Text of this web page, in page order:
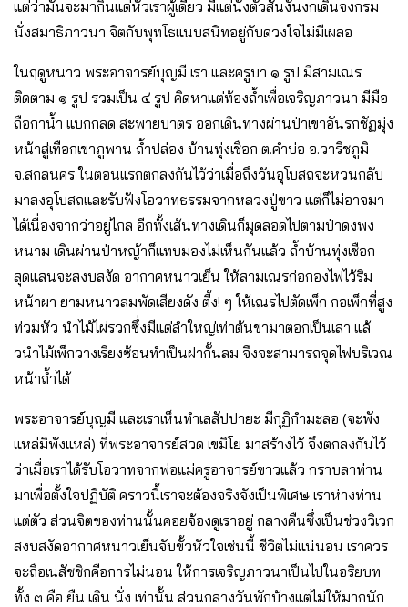
แต่ว่ามันจะมากินแต่หัวเราผู้เดียว มีแต่นั่งตัวสั่นงันงกเดินจงกรม
นั่งสมาธิภาวนา จิตกับพุทโธแนบสนิทอยู่กับดวงใจไม่มีเผลอ
ในฤดูหนาว พระอาจารย์บุญมี เรา และครูบา ๑ รูป มีสามเณร
ติดตาม ๑ รูป รวมเป็น ๔ รูป คิดหาแต่ท้องถ้ำเพื่อเจริญภาวนา มีมือ
ถือกาน้ำ แบกกลด สะพายบาตร ออกเดินทางผ่านป่าเขาอันรกชัฏมุ่ง
หน้าสู่เทือกเขาภูพาน ถ้ำปล่อง บ้านทุ่งเชือก ต.คําบ่อ อ.วาริชภูมิ
จ.สกลนคร ในตอนแรกตกลงกันไว้ว่าเมื่อถึงวันอุโบสถจะหวนกลับ
มาลงอุโบสถและรับฟังโอวาทธรรมจากหลวงปู่ขาว แต่ก็ไม่อาจมา
ได้เนื่องจากว่าอยู่ไกล อีกทั้งเส้นทางเดินก็มุดลอดไปตามป่าดงพง
หนาม เดินผ่านป่าหญ้าก็แทบมองไม่เห็นกันแล้ว ถ้ำบ้านทุ่งเชือก
สุดแสนจะสงบสงัด อากาศหนาวเย็น ให้สามเณรก่อกองไฟไว้ริม
หน้าผา ยามหนาวลมพัดเสียงดัง ตี้ง! ๆ ให้เณรไปตัดเพ็ก กอเพ็กที่สูง
ท่วมหัว นําไม้ไผ่รวกซึ่งมีแต่ลําใหญ่เท่าต้นขามาตอกเป็นเสา แล้
วนําไม้เพ็กวางเรียงซ้อนทําเป็นฝากั้นลม จึงจะสามารถจุดไฟบริเวณ
หน้าถ้ำได้
พระอาจารย์บุญมี และเราเห็นทําเลสัปปายะ มีกุฏิกํามะลอ (จะพัง
แหล่มิพังแหล่) ที่พระอาจารย์สวด เขมิโย มาสร้างไว้ จึงตกลงกันไว้
ว่าเมื่อเราได้รับโอวาทจากพ่อแม่ครูอาจารย์ขาวแล้ว กราบลาท่าน
มาเพื่อตั้งใจปฏิบัติ คราวนี้เราจะต้องจริงจังเป็นพิเศษ เราห่างท่าน
แต่ตัว ส่วนจิตของท่านนั้นคอยจ้องดูเราอยู่ กลางคืนซึ่งเป็นช่วงวิเวก
สงบสงัดอากาศหนาวเย็นจับขั้วหัวใจเช่นนี้ ชีวิตไม่แน่นอน เราควร
จะถือเนสัชชิกคือการไม่นอน ให้การเจริญภาวนาเป็นไปในอริยบท
ทั้ง ๓ คือ ยืน เดิน นั่ง เท่านั้น ส่วนกลางวันพักบ้างแต่ไม่ให้มากนัก